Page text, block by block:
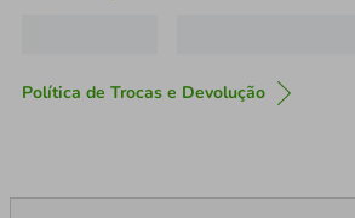
Política de Trocas e Devolução